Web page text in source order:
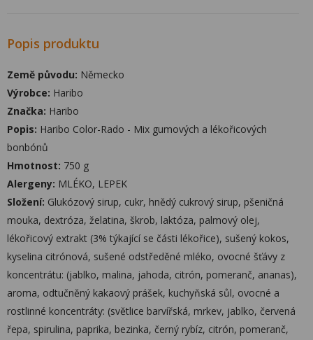
Popis produktu
Země původu: Německo
Výrobce: Haribo
Značka: Haribo
Popis: Haribo Color-Rado - Mix gumových a lékořicových
bonbónů
Hmotnost: 750 g
Alergeny: MLÉKO, LEPEK
Složení: Glukózový sirup, cukr, hnědý cukrový sirup, pšeničná
mouka, dextróza, želatina, škrob, laktóza, palmový olej,
lékořicový extrakt (3% týkající se části lékořice), sušený kokos,
kyselina citrónová, sušené odstředěné mléko, ovocné šťávy z
koncentrátu: (jablko, malina, jahoda, citrón, pomeranč, ananas),
aroma, odtučněný kakaový prášek, kuchyňská sůl, ovocné a
rostlinné koncentráty: (světlice barvířská, mrkev, jablko, červená
řepa, spirulina, paprika, bezinka, černý rybíz, citrón, pomeranč,